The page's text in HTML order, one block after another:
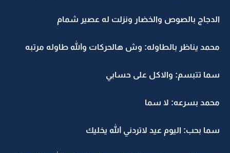
الدجاج بالصوص والخضار ونزلت له عصير شمام
محمد يناظر بالطاوله: وش هالحركات والله طاوله مرتبه
سما تتبسم: والاكل على حسابي
محمد بسرعه: لا سما
سما بحب: اليوم عيد لاتردني الله يخليك